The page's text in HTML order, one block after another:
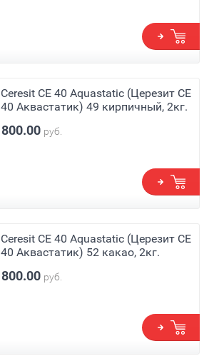
Ceresit СЕ 40 Aquastatic (Церезит СЕ
40 Аквастатик) 49 кирпичный, 2кг.
800.00 руб.
Ceresit СЕ 40 Aquastatic (Церезит СЕ
40 Аквастатик) 52 какао, 2кг.
800.00 руб.